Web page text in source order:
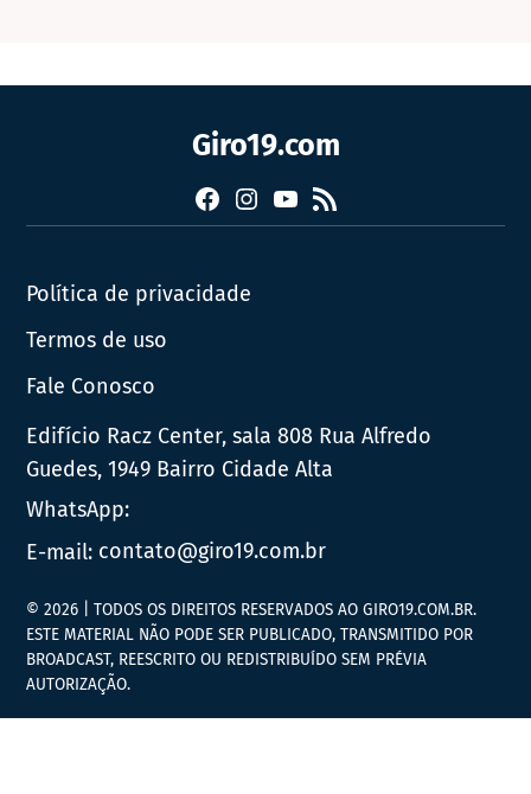
Giro19.com
FacebookInstagram
YouTube
RSS
Política de privacidade
Termos de uso
Fale Conosco
Edifício Racz Center, sala 808 Rua Alfredo
Guedes, 1949 Bairro Cidade Alta
WhatsApp:
E-mail: contato@giro19.com.br
© 2026 | TODOS OS DIREITOS RESERVADOS AO GIRO19.COM.BR.
ESTE MATERIAL NÃO PODE SER PUBLICADO, TRANSMITIDO POR
BROADCAST, REESCRITO OU REDISTRIBUÍDO SEM PRÉVIA
AUTORIZAÇÃO.